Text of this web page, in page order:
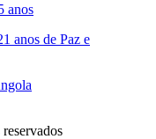
anos
anos de Paz e